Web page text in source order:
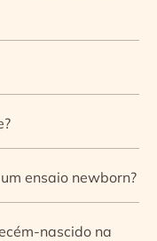
ensaio newborn?
nascido na